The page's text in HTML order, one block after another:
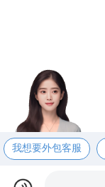
我想要外包客服